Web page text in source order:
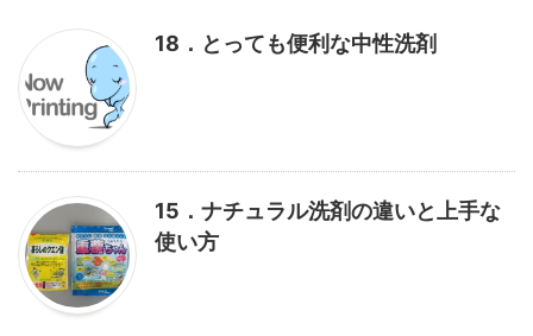
18．とっても便利な中性洗剤
15．ナチュラル洗剤の違いと上手な
使い方